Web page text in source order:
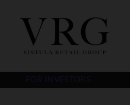
FOR INVESTORS